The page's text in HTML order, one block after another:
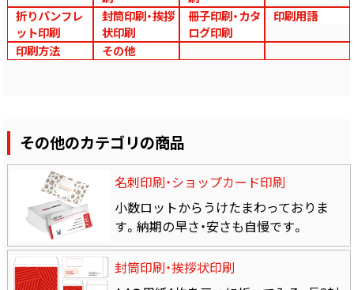
折りパンフレ
ット印刷
封筒印刷・挨拶
状印刷
冊子印刷・カタ
ログ印刷
印刷用語
印刷方法 その他
その他のカテゴリの商品
名刺印刷・ショップカード印刷
小数ロットからうけたまわっておりま
す。納期の早さ・安さも自慢です。
封筒印刷・挨拶状印刷